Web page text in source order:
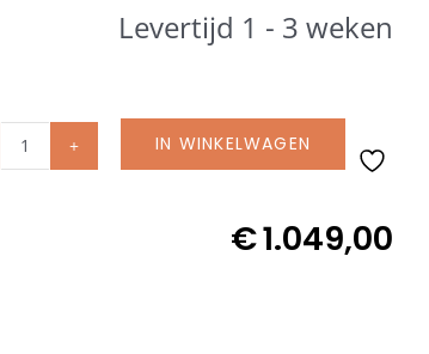
Levertijd 1 - 3 weken
Umbrosa
IN WINKELWAGEN
€1.049,00